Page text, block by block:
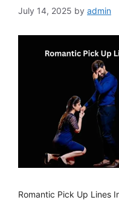
July 14, 2025 by admin
Romantic Pick Up Lines In